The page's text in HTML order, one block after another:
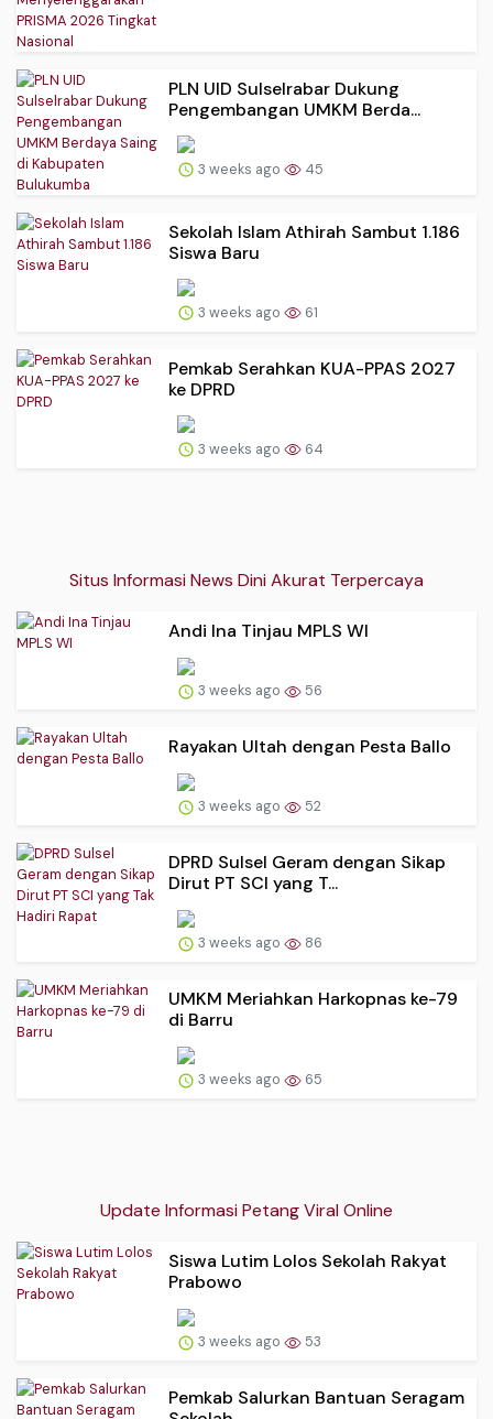
PLN UID Sulselrabar Dukung
Pengembangan UMKM Berda...
3 weeks ago 45
Sekolah Islam Athirah Sambut 1.186
Siswa Baru
3 weeks ago 61
Pemkab Serahkan KUA-PPAS 2027
ke DPRD
3 weeks ago 64
Situs Informasi News Dini Akurat Terpercaya
Andi Ina Tinjau MPLS WI
3 weeks ago 56
Rayakan Ultah dengan Pesta Ballo
3 weeks ago 52
DPRD Sulsel Geram dengan Sikap
Dirut PT SCI yang T...
3 weeks ago 86
UMKM Meriahkan Harkopnas ke-79
di Barru
3 weeks ago 65
Update Informasi Petang Viral Online
Siswa Lutim Lolos Sekolah Rakyat
Prabowo
3 weeks ago 53
Pemkab Salurkan Bantuan Seragam